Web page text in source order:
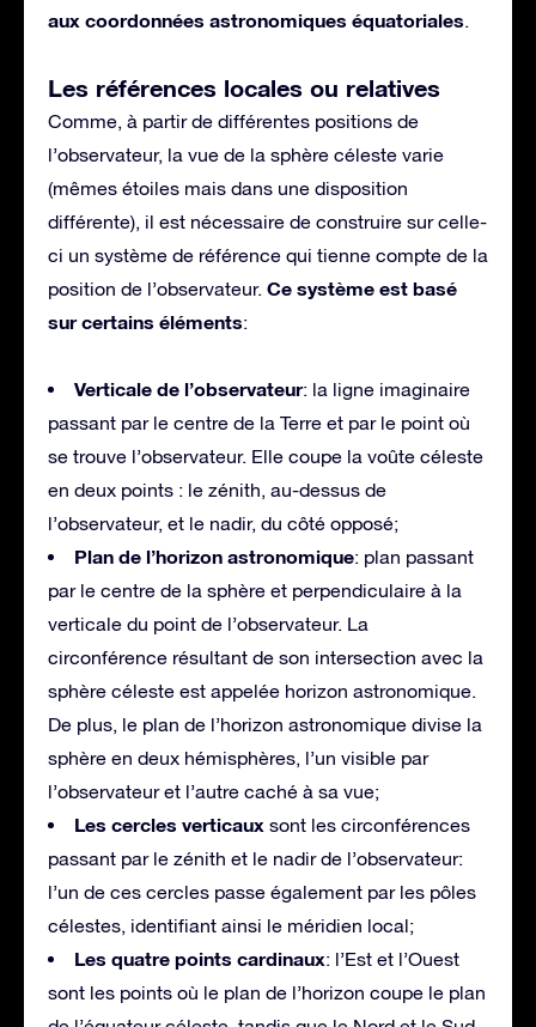
aux coordonnées astronomiques équatoriales.
Les références locales ou relatives
Comme, à partir de différentes positions de
l’observateur, la vue de la sphère céleste varie
(mêmes étoiles mais dans une disposition
différente), il est nécessaire de construire sur celle-
ci un système de référence qui tienne compte de la
position de l’observateur. Ce système est basé
sur certains éléments:
Verticale de l’observateur: la ligne imaginaire
passant par le centre de la Terre et par le point où
se trouve l’observateur. Elle coupe la voûte céleste
en deux points : le zénith, au-dessus de
l’observateur, et le nadir, du côté opposé;
Plan de l’horizon astronomique: plan passant
par le centre de la sphère et perpendiculaire à la
verticale du point de l’observateur. La
circonférence résultant de son intersection avec la
sphère céleste est appelée horizon astronomique.
De plus, le plan de l’horizon astronomique divise la
sphère en deux hémisphères, l’un visible par
l’observateur et l’autre caché à sa vue;
Les cercles verticaux sont les circonférences
passant par le zénith et le nadir de l’observateur:
l’un de ces cercles passe également par les pôles
célestes, identifiant ainsi le méridien local;
Les quatre points cardinaux: l’Est et l’Ouest
sont les points où le plan de l’horizon coupe le plan